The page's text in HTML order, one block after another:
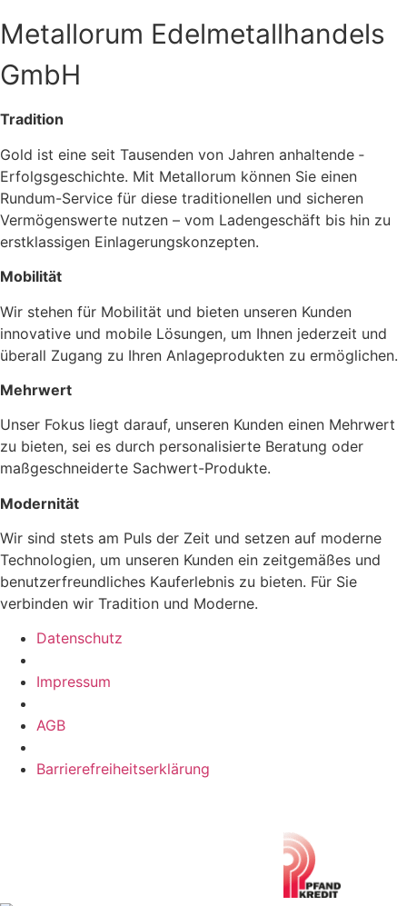
Metallorum Edelmetallhandels
GmbH
Tradition
Gold ist eine seit Tausenden von Jahren anhaltende ­
Erfolgsgeschichte. Mit Metallorum können Sie einen
Rundum-Service für diese traditionellen und sicheren
Vermögenswerte nutzen – vom Ladengeschäft bis hin zu
erstklassigen Einlagerungskonzepten.
Mobilität
Wir stehen für Mobilität und bieten unseren Kunden
innovative und mobile Lösungen, um Ihnen jederzeit und
überall Zugang zu Ihren Anlageprodukten zu ermöglichen.
Mehrwert
Unser Fokus liegt darauf, unseren Kunden einen Mehrwert
zu bieten, sei es durch personalisierte Beratung oder
maßgeschneiderte Sachwert-Produkte.
Modernität
Wir sind stets am Puls der Zeit und setzen auf moderne
Technologien, um unseren Kunden ein zeitgemäßes und
benutzerfreundliches Kauferlebnis zu bieten. Für Sie
verbinden wir Tradition und Moderne.
Datenschutz
Impressum
AGB
Barrierefreiheitserklärung